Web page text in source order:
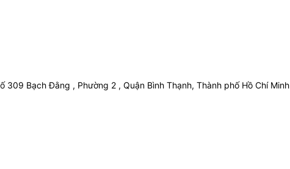
309 Bạch Đằng , Phường 2 , Quận Bình Thạnh, Thành phố Hồ Chí Minh